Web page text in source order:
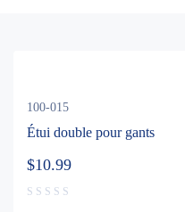
100-015
Étui double pour gants
$10.99